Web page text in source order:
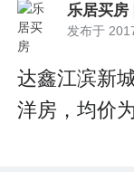
乐居买房
发布于
达鑫江滨新
洋房，均价